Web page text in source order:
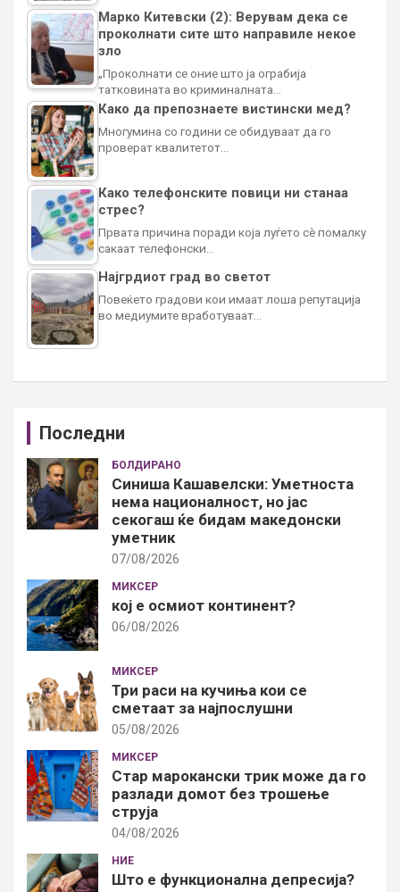
Марко Китевски (2): Верувам дека се
проколнати сите што направиле некое
зло
„Проколнати се оние што ја ограбија
татковината во криминалната…
Како да препознаете вистински мед?
Многумина со години се обидуваат да го
проверат квалитетот…
Како телефонските повици ни станаа
стрес?
Првата причина поради која луѓето сè помалку
сакаат телефонски…
Најгрдиот град во светот
Повеќето градови кои имаат лоша репутација
во медиумите вработуваат…
Последни
БОЛДИРАНО
Синиша Кашавелски: Уметноста
нема националност, но јас
секогаш ќе бидам македонски
уметник
07/08/2026
МИКСЕР
кој е осмиот континент?
06/08/2026
МИКСЕР
Три раси на кучиња кои се
сметаат за најпослушни
05/08/2026
МИКСЕР
Стар марокански трик може да го
разлади домот без трошење
струја
04/08/2026
НИЕ
Што е функционална депресија?